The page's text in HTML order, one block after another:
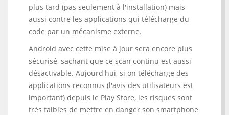
plus tard (pas seulement à l'installation) mais
aussi contre les applications qui télécharge du
code par un mécanisme externe.
Android avec cette mise à jour sera encore plus
sécurisé, sachant que ce scan continu est aussi
désactivable. Aujourd'hui, si on télécharge des
applications reconnus (l'avis des utilisateurs est
important) depuis le Play Store, les risques sont
très faibles de mettre en danger son smartphone